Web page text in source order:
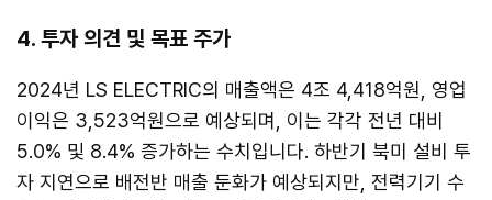
4. 투자 의견 및 목표 주가
2024년 LS ELECTRIC의 매출액은 4조 4,418억원, 영업
이익은 3,523억원으로 예상되며, 이는 각각 전년 대비
5.0% 및 8.4% 증가하는 수치입니다. 하반기 북미 설비 투
자 지연으로 배전반 매출 둔화가 예상되지만, 전력기기 수